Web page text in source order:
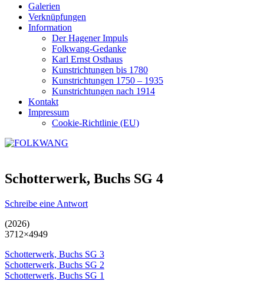
Galerien
Verknüpfungen
Information
Der Hagener Impuls
Folkwang-Gedanke
Karl Ernst Osthaus
Kunstrichtungen bis 1780
Kunstrichtungen 1750 – 1935
Kunstrichtungen nach 1914
Kontakt
Impressum
Cookie-Richtlinie (EU)
Schotterwerk, Buchs SG 4
Schreibe eine Antwort
(2026)
3712×4949
Schotterwerk, Buchs SG 3
Schotterwerk, Buchs SG 2
Schotterwerk, Buchs SG 1